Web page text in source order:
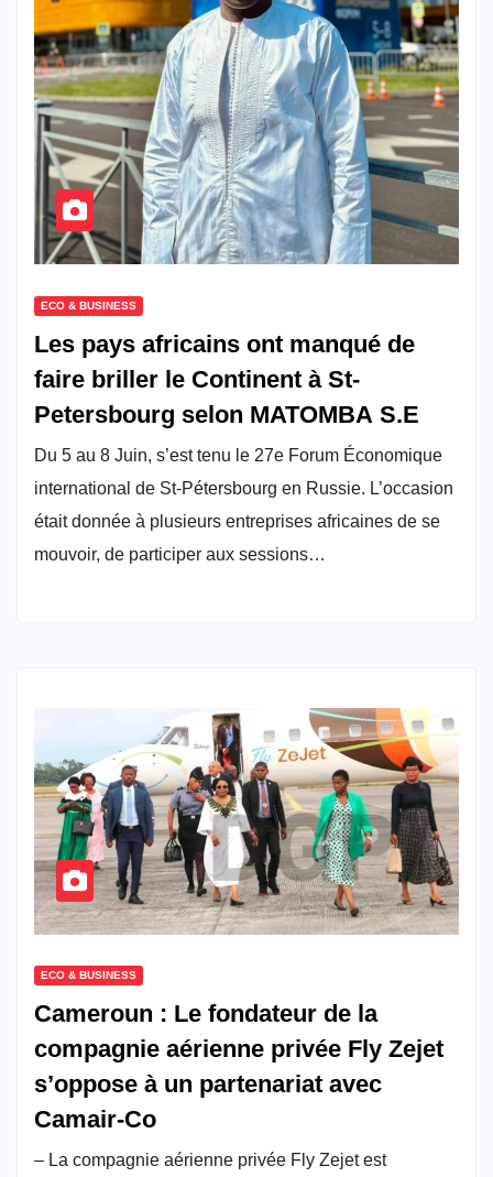
ECO & BUSINESS
Les pays africains ont manqué de
faire briller le Continent à St-
Petersbourg selon MATOMBA S.E
Du 5 au 8 Juin, s’est tenu le 27e Forum Économique
international de St-Pétersbourg en Russie. L’occasion
était donnée à plusieurs entreprises africaines de se
mouvoir, de participer aux sessions…
ECO & BUSINESS
Cameroun : Le fondateur de la
compagnie aérienne privée Fly Zejet
s’oppose à un partenariat avec
Camair-Co
– La compagnie aérienne privée Fly Zejet est